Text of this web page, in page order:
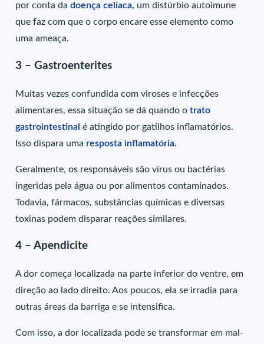
por conta dadoença celíaca, um distúrbio autoimune
que faz com que o corpo encare esse elemento como
uma ameaça.
3 – Gastroenterites
Muitas vezes confundida com viroses e infecções
alimentares, essa situação se dá quando otrato
gastrointestinal é atingido por gatilhos inflamatórios.
Isso dispara uma resposta inflamatória.
Geralmente, os responsáveis são vírus ou bactérias
ingeridas pela água ou por alimentos contaminados.
Todavia, fármacos, substâncias químicas e diversas
toxinas podem disparar reações similares.
4 – Apendicite
A dor começa localizada na parte inferior do ventre, em
direção ao lado direito. Aos poucos, ela se irradia para
outras áreas da barriga e se intensifica.
Com isso, a dor localizada pode se transformar em mal-